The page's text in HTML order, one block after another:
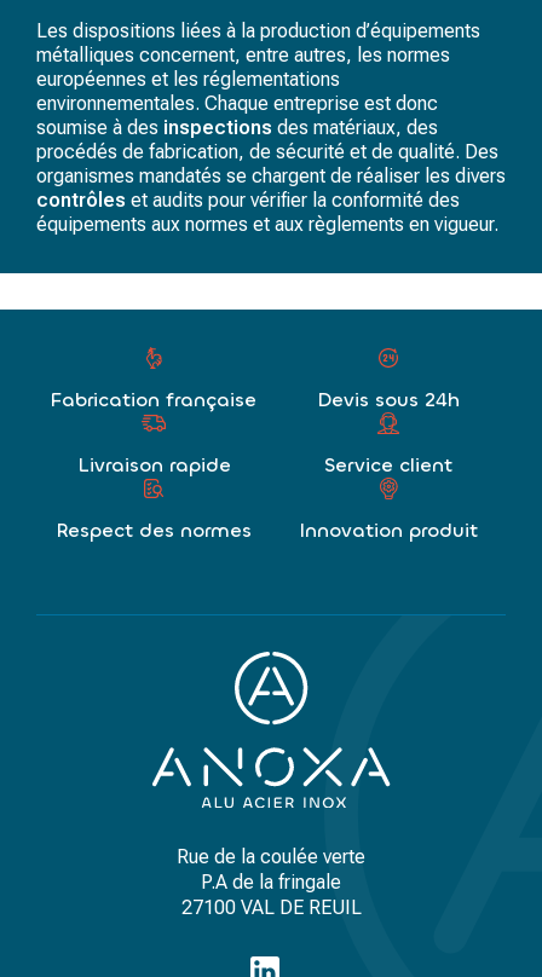
Les dispositions liées à la production d’équipements
métalliques concernent, entre autres, les normes
européennes et les réglementations
environnementales. Chaque entreprise est donc
soumise à des inspections des matériaux, des
procédés de fabrication, de sécurité et de qualité. Des
organismes mandatés se chargent de réaliser les divers
contrôles et audits pour vérifier la conformité des
équipements aux normes et aux règlements en vigueur.
Fabrication française Devis sous 24h
Livraison rapide Service client
Respect des normes Innovation produit
Rue de la coulée verte
P.A de la fringale
27100 VAL DE REUIL